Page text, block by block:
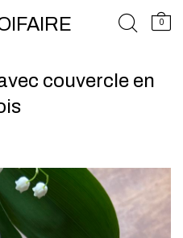
0
couvercle en